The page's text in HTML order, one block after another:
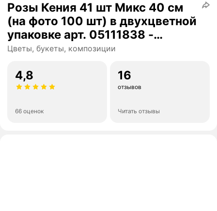
Розы Кения 41 шт Микс 40 см
(на фото 100 шт) в двухцветной
упаковке арт. 05111838 -
Просто роза ру st hi po kr ak
Цветы, букеты, композиции
4,8
66 оценок
16
отзывов
Читать отзывы